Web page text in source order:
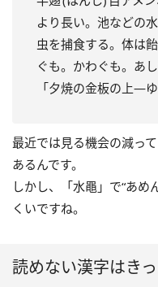
より長い。池などの
虫を捕食する。体は
ぐも。かわぐも。あ
「夕焼の金板の上―ゆ
最近では見る機会の減っ
あるんです。
しかし、「水黽」で“あめ
くいですね。
読めない漢字はき